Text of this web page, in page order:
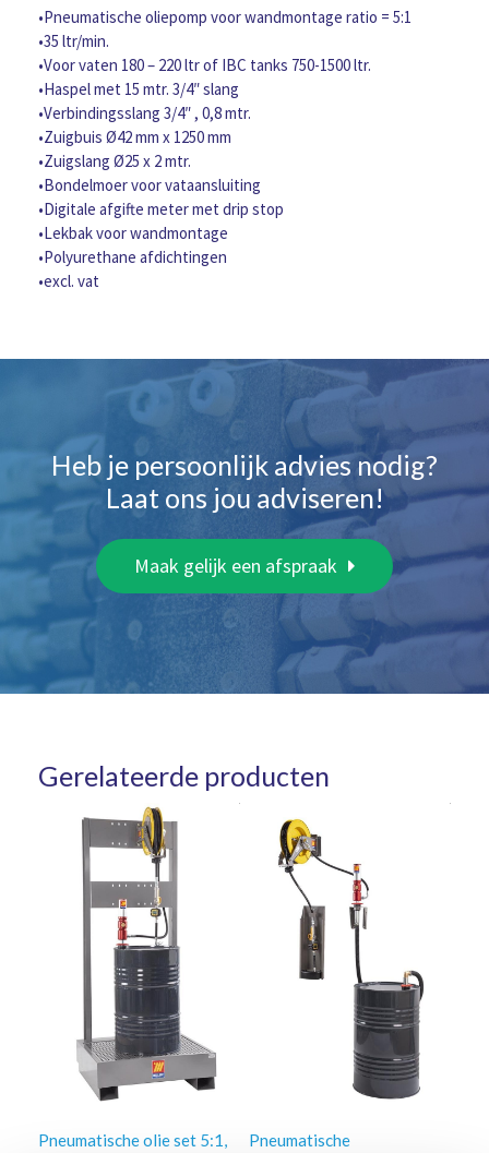
5:1,
750-
1500
ltr.,
incl.
Haspel
15
mtr.,
digitale
afgifte
meter
aantal
•Pneumatische oliepomp voor wandmontage ratio = 5:1
•35 ltr/min.
•Voor vaten 180 – 220 ltr of IBC tanks 750-1500 ltr.
•Haspel met 15 mtr. 3/4″ slang
•Verbindingsslang 3/4″ , 0,8 mtr.
•Zuigbuis Ø42 mm x 1250 mm
•Zuigslang Ø25 x 2 mtr.
•Bondelmoer voor vataansluiting
•Digitale afgifte meter met drip stop
•Lekbak voor wandmontage
•Polyurethane afdichtingen
•excl. vat
Heb je persoonlijk advies nodig?
Laat ons jou adviseren!
Maak gelijk een afspraak
Gerelateerde producten
Pneumatische olie set 5:1,
Pneumatische